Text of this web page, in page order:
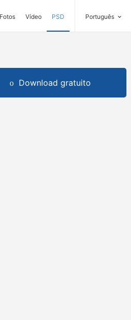
Fotos Vídeo PSD Português
Download gratuito